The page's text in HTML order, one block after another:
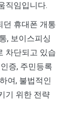
직임입니다.
던 휴대폰 개통
, 보이스피싱
차단되고 있습
증, 주민등록
여, 불법적인
기 위한 전략